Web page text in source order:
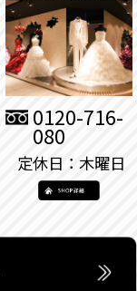
0120-716-
080
定休日：木曜日